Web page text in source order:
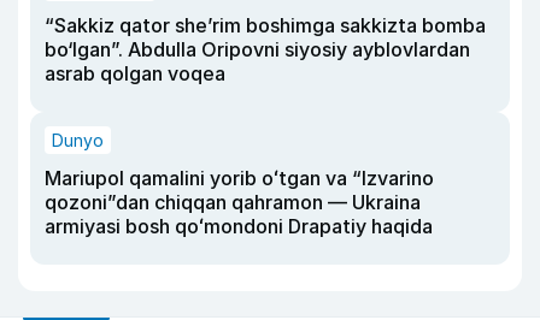
“Sakkiz qator she’rim boshimga sakkizta bomba
bo‘lgan”. Abdulla Oripovni siyosiy ayblovlardan
asrab qolgan voqea
Dunyo
Mariupol qamalini yorib oʻtgan va “Izvarino
qozoni”dan chiqqan qahramon — Ukraina
armiyasi bosh qoʻmondoni Drapatiy haqida